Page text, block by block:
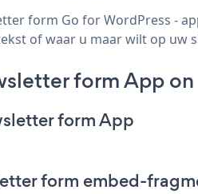
form Go for WordPress -
of waar u maar wilt op uw
form App
form App
form embed-